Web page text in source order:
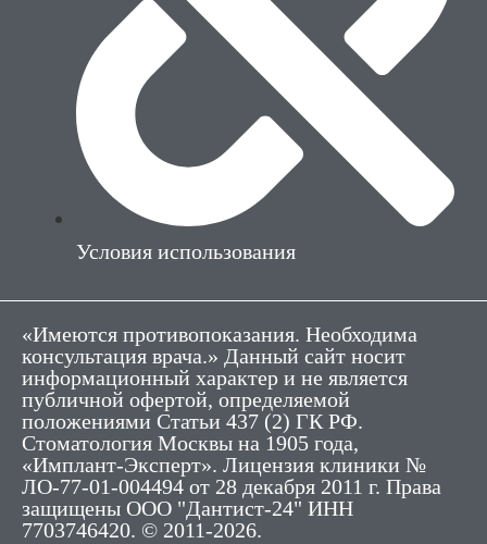
Условия использования
«Имеются противопоказания. Необходима
консультация врача.» Данный сайт носит
информационный характер и не является
публичной офертой, определяемой
положениями Статьи 437 (2) ГК РФ.
Стоматология Москвы на 1905 года,
«Имплант-Эксперт». Лицензия клиники №
ЛО-77-01-004494 от 28 декабря 2011 г. Права
защищены ООО "Дантист-24" ИНН
7703746420. © 2011-2026.